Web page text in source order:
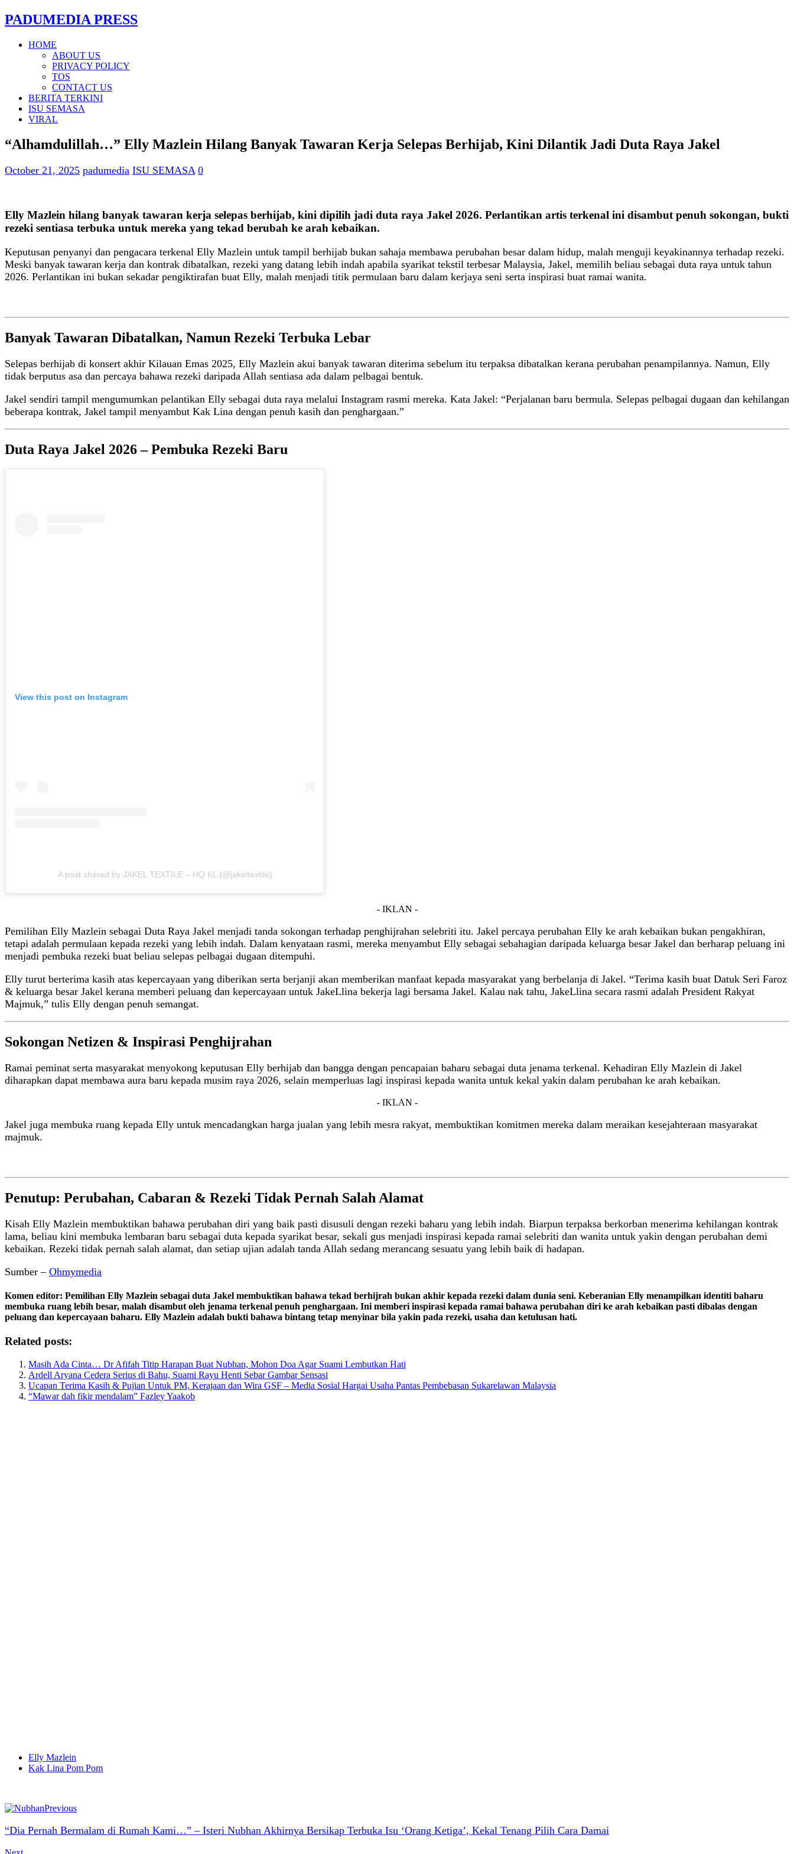
PADUMEDIA PRESS
HOME
ABOUT US
PRIVACY POLICY
TOS
CONTACT US
BERITA TERKINI
ISU SEMASA
VIRAL
“Alhamdulillah…” Elly Mazlein Hilang Banyak Tawaran Kerja Selepas Berhijab, Kini Dilantik Jadi Duta Raya Jakel
October 21, 2025 padumedia ISU SEMASA 0
Elly Mazlein hilang banyak tawaran kerja selepas berhijab, kini dipilih jadi duta raya Jakel 2026. Perlantikan artis terkenal ini disambut penuh sokongan, bukti
rezeki sentiasa terbuka untuk mereka yang tekad berubah ke arah kebaikan.
Keputusan penyanyi dan pengacara terkenal Elly Mazlein untuk tampil berhijab bukan sahaja membawa perubahan besar dalam hidup, malah menguji keyakinannya terhadap rezeki.
Meski banyak tawaran kerja dan kontrak dibatalkan, rezeki yang datang lebih indah apabila syarikat tekstil terbesar Malaysia, Jakel, memilih beliau sebagai duta raya untuk tahun
2026. Perlantikan ini bukan sekadar pengiktirafan buat Elly, malah menjadi titik permulaan baru dalam kerjaya seni serta inspirasi buat ramai wanita.
Banyak Tawaran Dibatalkan, Namun Rezeki Terbuka Lebar
Selepas berhijab di konsert akhir Kilauan Emas 2025, Elly Mazlein akui banyak tawaran diterima sebelum itu terpaksa dibatalkan kerana perubahan penampilannya. Namun, Elly
tidak berputus asa dan percaya bahawa rezeki daripada Allah sentiasa ada dalam pelbagai bentuk.
Jakel sendiri tampil mengumumkan pelantikan Elly sebagai duta raya melalui Instagram rasmi mereka. Kata Jakel: “Perjalanan baru bermula. Selepas pelbagai dugaan dan kehilangan
beberapa kontrak, Jakel tampil menyambut Kak Lina dengan penuh kasih dan penghargaan.”
Duta Raya Jakel 2026 – Pembuka Rezeki Baru
View this post on Instagram
A post shared by JAKEL TEXTILE – HQ KL (@jakeltextile)
- IKLAN -
Pemilihan Elly Mazlein sebagai Duta Raya Jakel menjadi tanda sokongan terhadap penghijrahan selebriti itu. Jakel percaya perubahan Elly ke arah kebaikan bukan pengakhiran,
tetapi adalah permulaan kepada rezeki yang lebih indah. Dalam kenyataan rasmi, mereka menyambut Elly sebagai sebahagian daripada keluarga besar Jakel dan berharap peluang ini
menjadi pembuka rezeki buat beliau selepas pelbagai dugaan ditempuhi.
Elly turut berterima kasih atas kepercayaan yang diberikan serta berjanji akan memberikan manfaat kepada masyarakat yang berbelanja di Jakel. “Terima kasih buat Datuk Seri Faroz
& keluarga besar Jakel kerana memberi peluang dan kepercayaan untuk JakeLlina bekerja lagi bersama Jakel. Kalau nak tahu, JakeLlina secara rasmi adalah President Rakyat
Majmuk,” tulis Elly dengan penuh semangat.
Sokongan Netizen & Inspirasi Penghijrahan
Ramai peminat serta masyarakat menyokong keputusan Elly berhijab dan bangga dengan pencapaian baharu sebagai duta jenama terkenal. Kehadiran Elly Mazlein di Jakel
diharapkan dapat membawa aura baru kepada musim raya 2026, selain memperluas lagi inspirasi kepada wanita untuk kekal yakin dalam perubahan ke arah kebaikan.
- IKLAN -
Jakel juga membuka ruang kepada Elly untuk mencadangkan harga jualan yang lebih mesra rakyat, membuktikan komitmen mereka dalam meraikan kesejahteraan masyarakat
majmuk.
Penutup: Perubahan, Cabaran & Rezeki Tidak Pernah Salah Alamat
Kisah Elly Mazlein membuktikan bahawa perubahan diri yang baik pasti disusuli dengan rezeki baharu yang lebih indah. Biarpun terpaksa berkorban menerima kehilangan kontrak
lama, beliau kini membuka lembaran baru sebagai duta kepada syarikat besar, sekali gus menjadi inspirasi kepada ramai selebriti dan wanita untuk yakin dengan perubahan demi
kebaikan. Rezeki tidak pernah salah alamat, dan setiap ujian adalah tanda Allah sedang merancang sesuatu yang lebih baik di hadapan.
Sumber – Ohmymedia
Komen editor: Pemilihan Elly Mazlein sebagai duta Jakel membuktikan bahawa tekad berhijrah bukan akhir kepada rezeki dalam dunia seni. Keberanian Elly menampilkan identiti baharu
membuka ruang lebih besar, malah disambut oleh jenama terkenal penuh penghargaan. Ini memberi inspirasi kepada ramai bahawa perubahan diri ke arah kebaikan pasti dibalas dengan
peluang dan kepercayaan baharu. Elly Mazlein adalah bukti bahawa bintang tetap menyinar bila yakin pada rezeki, usaha dan ketulusan hati.
Related posts:
Masih Ada Cinta… Dr Afifah Titip Harapan Buat Nubhan, Mohon Doa Agar Suami Lembutkan Hati
Ardell Aryana Cedera Serius di Bahu, Suami Rayu Henti Sebar Gambar Sensasi
Ucapan Terima Kasih & Pujian Untuk PM, Kerajaan dan Wira GSF – Media Sosial Hargai Usaha Pantas Pembebasan Sukarelawan Malaysia
“Mawar dah fikir mendalam” Fazley Yaakob
Elly Mazlein
Kak Lina Pom Pom
Previous
“Dia Pernah Bermalam di Rumah Kami…” – Isteri Nubhan Akhirnya Bersikap Terbuka Isu ‘Orang Ketiga’, Kekal Tenang Pilih Cara Damai